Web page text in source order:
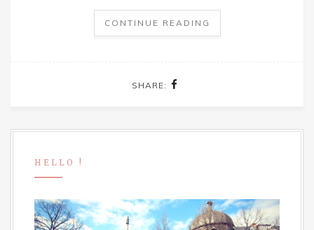
CONTINUE READING
SHARE:
HELLO !